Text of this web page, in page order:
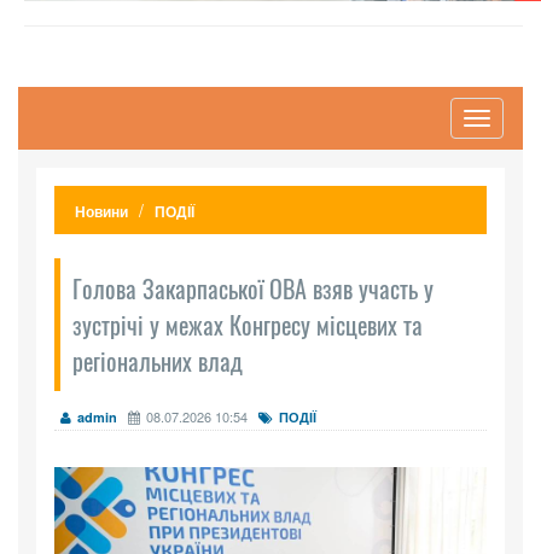
Toggle
Новини ПОДІЇ
Голова Закарпаської ОВА взяв участь у
зустрічі у межах Конгресу місцевих та
регіональних влад
admin 08.07.2026 10:54 ПОДІЇ